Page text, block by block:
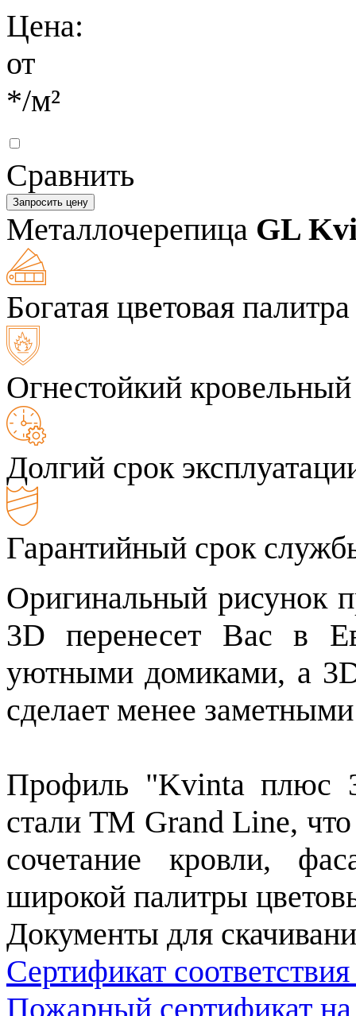
Цена:
от
*/м²
Сравнить
Запросить цену
Металлочерепица GL
Богатая цветовая палитра
Огнестойкий
Долгий срок
Гарантийный срок
Оригинальный рисунок
3D перенесет Вас в
уютными домиками, а
сделает менее
Профиль "Kvinta плюс
стали ТМ Grand Line, что
сочетание кровли,
широкой палитры
Документы для
Сертификат
Пожарный сертификат